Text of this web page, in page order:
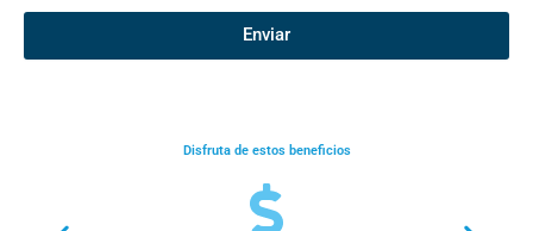
Enviar
Disfruta de estos beneficios